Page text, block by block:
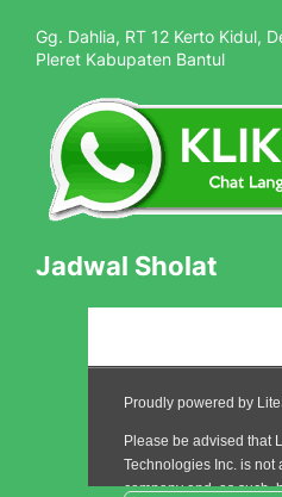
Gg. Dahlia, RT 12 Kerto Kidul,
Pleret Kabupaten Bantul
Jadwal Sholat